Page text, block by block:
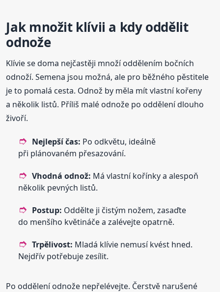
Jak množit klívii a kdy oddělit
odnože
Klívie se doma nejčastěji množí oddělením bočních
odnoží. Semena jsou možná, ale pro běžného pěstitele
je to pomalá cesta. Odnož by měla mít vlastní kořeny
a několik listů. Příliš malé odnože po oddělení dlouho
živoří.
Nejlepší čas: Po odkvětu, ideálně
při plánovaném přesazování.
Vhodná odnož: Má vlastní kořínky a alespoň
několik pevných listů.
Postup: Oddělte ji čistým nožem, zasaďte
do menšího květináče a zalévejte opatrně.
Trpělivost: Mladá klívie nemusí kvést hned.
Nejdřív potřebuje zesílit.
Po oddělení odnože nepřelévejte. Čerstvě narušené